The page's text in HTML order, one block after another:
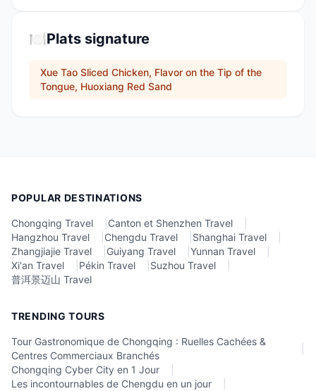
🍽️Plats signature
Xue Tao Sliced Chicken, Flavor on the Tip of the
Tongue, Huoxiang Red Sand
POPULAR DESTINATIONS
Chongqing Travel Canton et Shenzhen Travel
Hangzhou Travel
Chengdu Travel Shanghai Travel
Zhangjiajie Travel
Guiyang Travel Yunnan Travel
Xi'an Travel
Pékin Travel Suzhou Travel
普洱景迈山 Travel
TRENDING TOURS
Tour Gastronomique de Chongqing : Ruelles Cachées &
Centres Commerciaux Branchés
Chongqing Cyber City en 1 Jour
Les incontournables de Chengdu en un jour